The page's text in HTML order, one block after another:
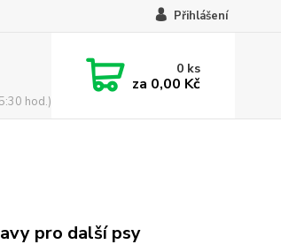
Přihlášení
hod.)
0 ks
za 0,00 Kč
pro další psy